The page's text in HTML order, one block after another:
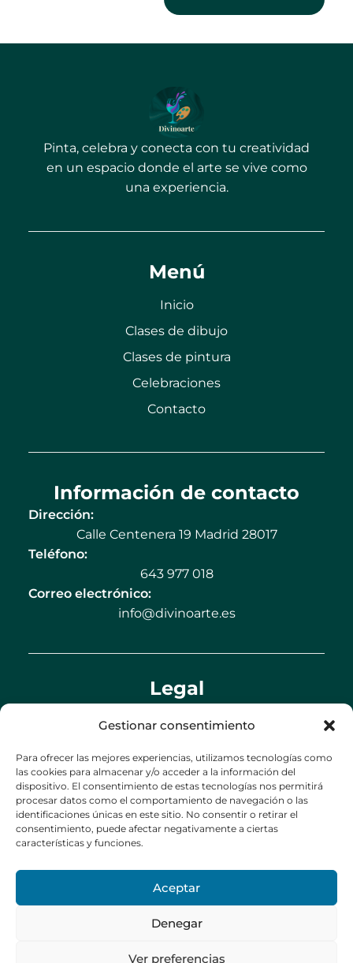
Gestionar consentimiento
Para ofrecer las mejores experiencias, utilizamos tecnologías como
las cookies para almacenar y/o acceder a la información del
dispositivo. El consentimiento de estas tecnologías nos permitirá
procesar datos como el comportamiento de navegación o las
identificaciones únicas en este sitio. No consentir o retirar el
consentimiento, puede afectar negativamente a ciertas
características y funciones.
Aceptar
Denegar
Ver preferencias
Pinta, celebra y conecta con tu creatividad
en un espacio donde el arte se vive como
una experiencia.
Menú
Inicio
Clases de dibujo
Clases de pintura
Celebraciones
Contacto
Información de contacto
Dirección:
Calle Centenera 19 Madrid 28017
Teléfono:
643 977 018
Correo electrónico:
info@divinoarte.es
Legal
Aviso legal
Política de cookies (UE)
Política de envíos y devoluciones
Accesibilidad